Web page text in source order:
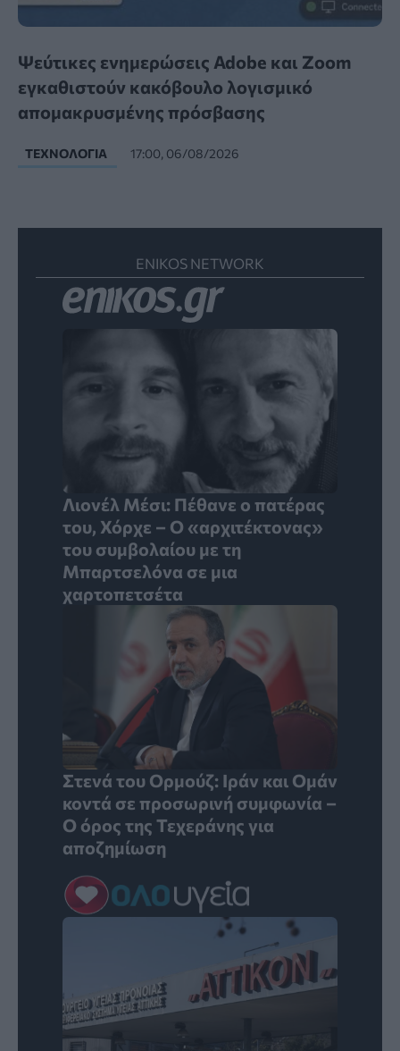
Ψεύτικες ενημερώσεις Adobe και Zoom
εγκαθιστούν κακόβουλο λογισμικό
απομακρυσμένης πρόσβασης
ΤΕΧΝΟΛΟΓΊΑ 17:00, 06/08/2026
ENIKOS NETWORK
Λιονέλ Μέσι: Πέθανε ο πατέρας
του, Χόρχε – Ο «αρχιτέκτονας»
του συμβολαίου με τη
Μπαρτσελόνα σε μια
χαρτοπετσέτα
Στενά του Ορμούζ: Ιράν και Ομάν
κοντά σε προσωρινή συμφωνία –
Ο όρος της Τεχεράνης για
αποζημίωση